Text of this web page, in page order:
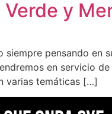
y
siempre pensando en
en servicio
varias temáticas […]